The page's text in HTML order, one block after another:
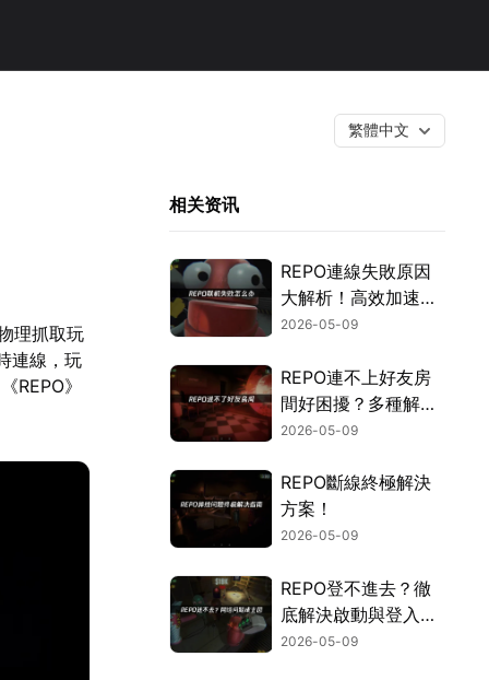
繁體中文
理抓取玩
連線，玩
REPO》
相关资讯
REPO連線失敗原因
大解析！高效加速方
案推薦！
2026-05-09
REPO連不上好友房
間好困擾？多種解決
方案一次看！
2026-05-09
REPO斷線終極解決
方案！
2026-05-09
REPO登不進去？徹
底解決啟動與登入卡
死問題的終極指南！
2026-05-09